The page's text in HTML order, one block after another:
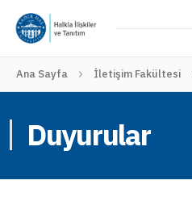
Ana Sayfa İletişim Fakültesi
Duyurular